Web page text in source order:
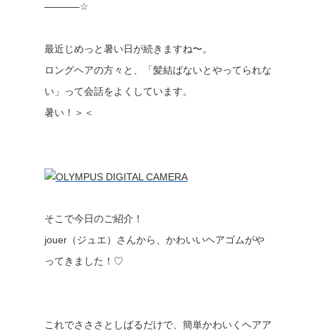
———–☆
最近じめっと暑い日が続きますね〜。
ロングヘアの方々と、「髪結ばないとやってられな
い」って会話をよくしています。
暑い！＞＜
そこで今日のご紹介！
jouer（ジュエ）さんから、かわいいヘアゴムがや
ってきました！♡
これでさささとしばるだけで、簡単かわいくヘアア